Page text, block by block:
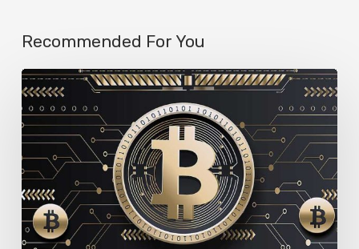
Recommended For You
Por
qué
tu
saldo
en
criptomonedas
no